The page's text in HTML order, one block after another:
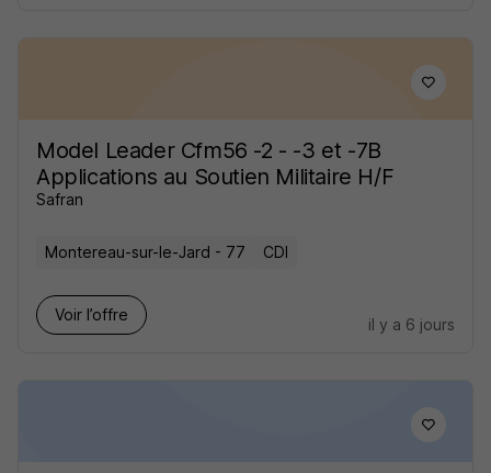
Model Leader Cfm56 -2 - -3 et -7B
Applications au Soutien Militaire H/F
Safran
Montereau-sur-le-Jard - 77 CDI
Voir l’offre
il y a 6 jours